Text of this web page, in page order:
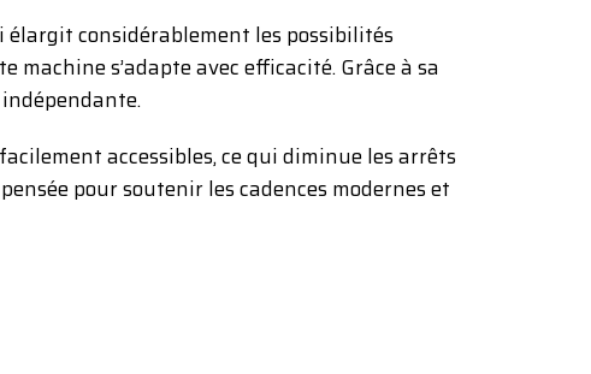
élargit considérablement les possibilités
s’adapte avec efficacité. Grâce à sa
accessibles, ce qui diminue les arrêts
pour soutenir les cadences modernes et